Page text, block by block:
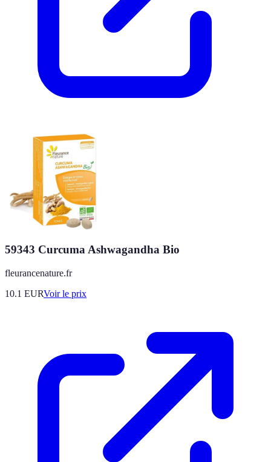
59343 Curcuma Ashwagandha Bio
fleurancenature.fr
10.1 EURVoir le prix